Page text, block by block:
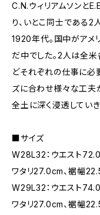
C.N.ウィリアムソンと
り、いとこ同士である
1920年代。国中がアメ
だ中でした。2人は全米
どそれぞれの仕事に必
ズに合わせ様々な工夫
全土に深く浸透していき
■サイズ
W28L32：ウエスト
ワタリ27.0cm、裾幅
W29L32：ウエスト
ワタリ27.0cm、裾幅